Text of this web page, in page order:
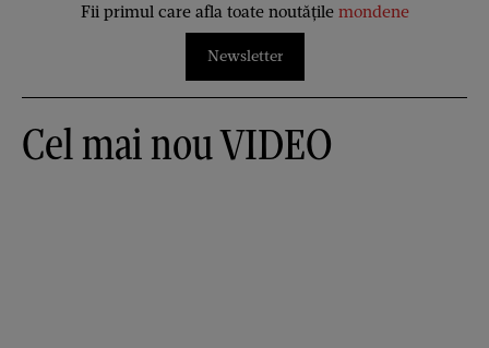
Fii primul care afla toate noutățile mondene
Newsletter
Cel mai nou VIDEO